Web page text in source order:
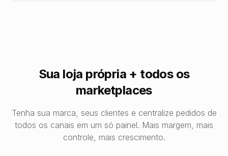
Sua loja própria + todos os
marketplaces
Tenha sua marca, seus clientes e centralize pedidos de
todos os canais em um só painel. Mais margem, mais
controle, mais crescimento.